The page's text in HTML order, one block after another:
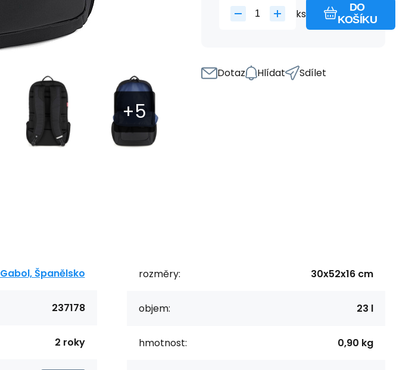
ks
DO
KOŠÍKU
Dotaz Hlídat Sdílet
Gabol, Španělsko
237178
2 roky
rozměry: 30x52x16 cm
objem: 23 l
hmotnost: 0,90 kg